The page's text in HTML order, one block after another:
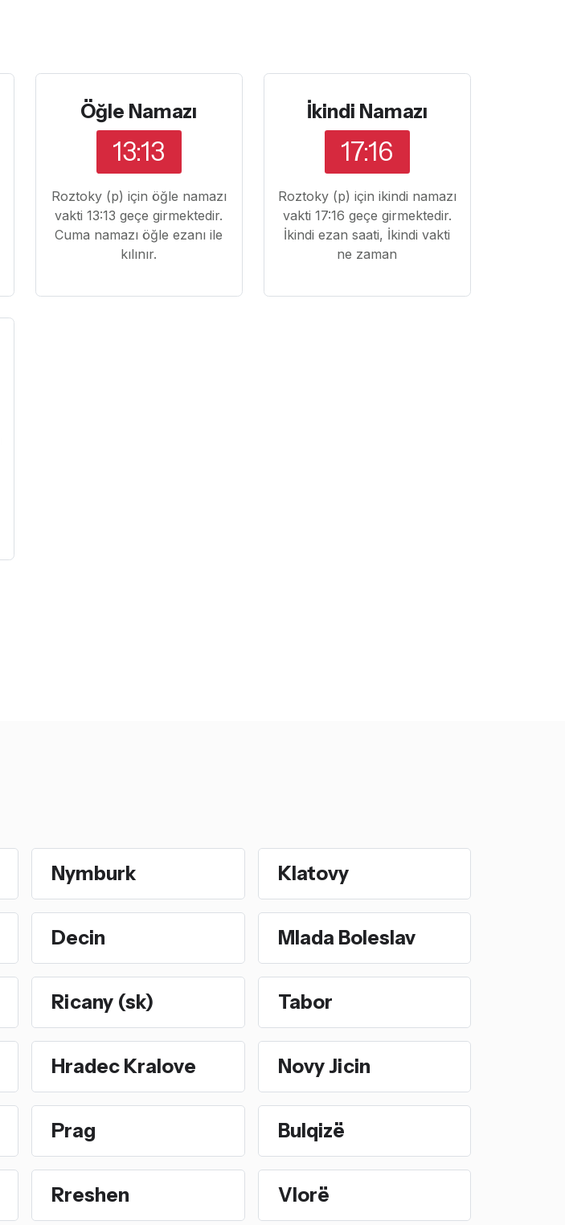
Öğle Namazı
13:13
Roztoky (p) için öğle namazı
vakti 13:13 geçe girmektedir.
Cuma namazı öğle ezanı ile
kılınır.
İkindi Namazı
17:16
Roztoky (p) için ikindi namazı
vakti 17:16 geçe girmektedir.
İkindi ezan saati, İkindi vakti
ne zaman
Nymburk Klatovy
Decin Mlada Boleslav
Ricany (sk) Tabor
Hradec Kralove Novy Jicin
Prag Bulqizë
Rreshen Vlorë